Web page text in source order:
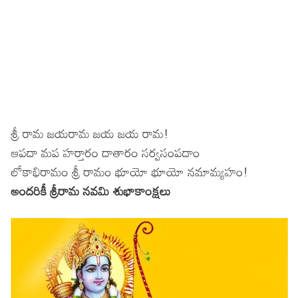
శ్రీ రామ జయరామ జయ జయ రామ!
ఆపదా మప హర్తారం దాతారం సర్వసంపదాం
లోకాభిరామం శ్రీ రామం భూయో భూయో నమామ్యహం!
అందరికీ శ్రీరామ నవమి శుభాకాంక్షలు